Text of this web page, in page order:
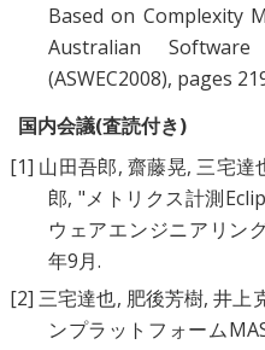
Based on Complexity
Australian Software
(ASWEC2008), pages
国内会議(査読付き)
[1] 山田吾郎,齋藤晃,三宅達
郎, "メトリクス計測
ウェアエンジニアリン
年9月.
[2] 三宅達也, 肥後芳樹,井上
ンプラットフォーム